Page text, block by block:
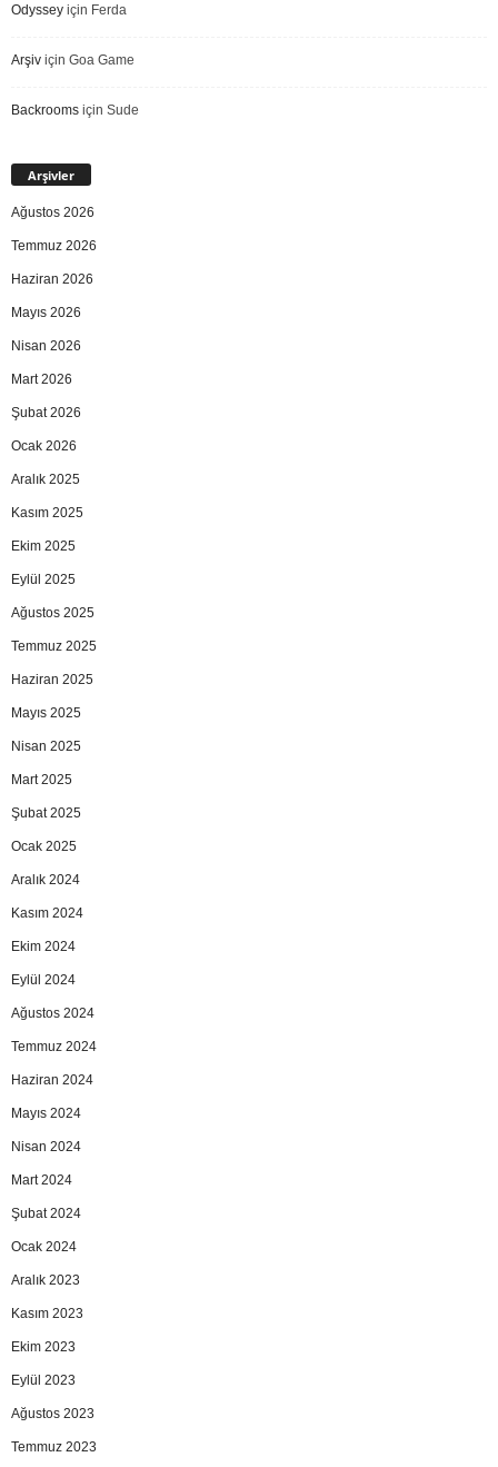
Odyssey için Ferda
Arşiv için Goa Game
Backrooms için Sude
Arşivler
Ağustos 2026
Temmuz 2026
Haziran 2026
Mayıs 2026
Nisan 2026
Mart 2026
Şubat 2026
Ocak 2026
Aralık 2025
Kasım 2025
Ekim 2025
Eylül 2025
Ağustos 2025
Temmuz 2025
Haziran 2025
Mayıs 2025
Nisan 2025
Mart 2025
Şubat 2025
Ocak 2025
Aralık 2024
Kasım 2024
Ekim 2024
Eylül 2024
Ağustos 2024
Temmuz 2024
Haziran 2024
Mayıs 2024
Nisan 2024
Mart 2024
Şubat 2024
Ocak 2024
Aralık 2023
Kasım 2023
Ekim 2023
Eylül 2023
Ağustos 2023
Temmuz 2023